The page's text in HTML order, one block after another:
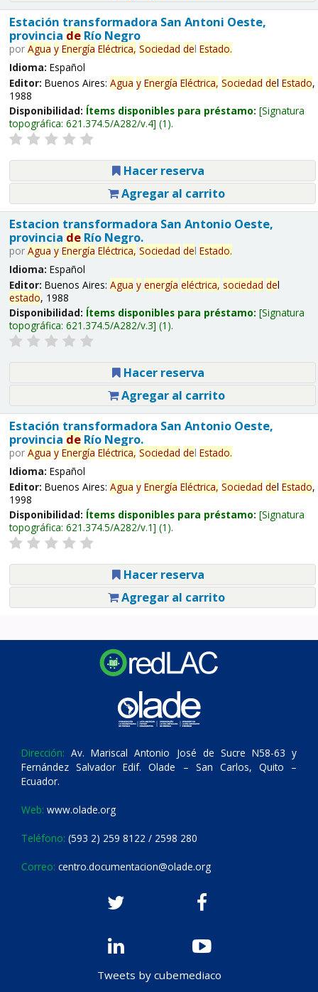
Estación transformadora San Antoni Oeste,
provincia deRío Negro
por Agua y Energía Eléctrica, Sociedad del Estado.
Idioma: Español
Editor: Buenos Aires: Agua y Energía Eléctrica, Sociedad del Estado,
1988
Disponibilidad: Ítems disponibles para préstamo: Signatura
topográfica: 621.374.5/A282/v.4 (1).
Hacer reserva
Agregar al carrito
Estacion transformadora San Antonio Oeste,
provincia deRío Negro.
por Agua y Energía Eléctrica, Sociedad del Estado.
Idioma: Español
Editor: Buenos Aires: Agua y energía eléctrica, sociedad del
estado, 1988
Disponibilidad: Ítems disponibles para préstamo: Signatura
topográfica: 621.374.5/A282/v.3 (1).
Hacer reserva
Agregar al carrito
Estación transformadora San Antonio Oeste,
provincia deRío Negro.
por Agua y Energía Eléctrica, Sociedad del Estado.
Idioma: Español
Editor: Buenos Aires: Agua y Energía Eléctrica, Sociedad del Estado,
1998
Disponibilidad: Ítems disponibles para préstamo: Signatura
topográfica: 621.374.5/A282/v.1 (1).
Hacer reserva
Agregar al carrito
Dirección: Av. Mariscal Antonio José de Sucre N58-63 y
Fernández Salvador Edif. Olade – San Carlos, Quito –
Ecuador.
Web: www.olade.org
Teléfono: (593 2) 259 8122 / 2598 280
Correo: centro.documentacion@olade.org
Tweets by cubemediaco